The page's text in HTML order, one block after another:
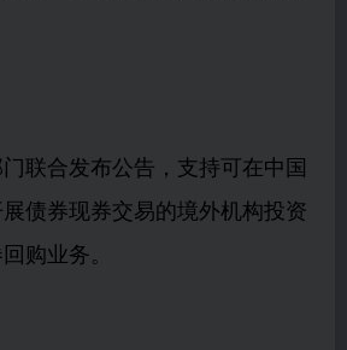
联合发布公告，支持可在中国
债券现券交易的境外机构投资
购业务。